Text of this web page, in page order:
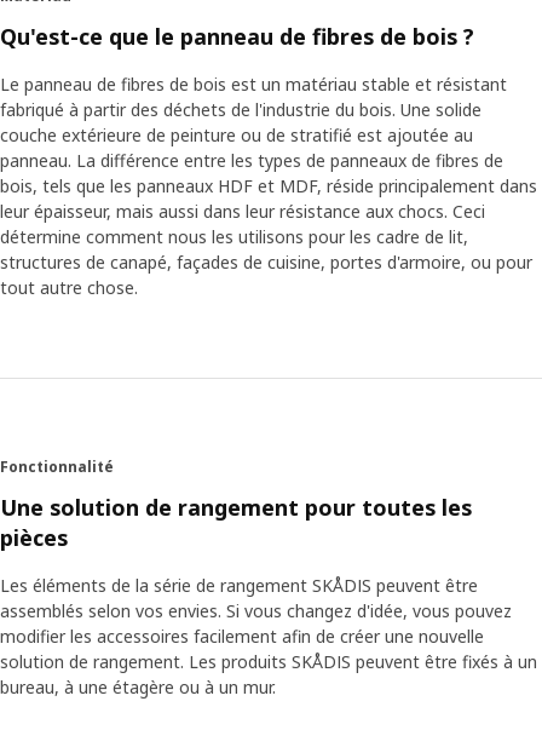
Qu'est-ce que le panneau de fibres de bois ?
Le panneau de fibres de bois est un matériau stable et résistant
fabriqué à partir des déchets de l'industrie du bois. Une solide
couche extérieure de peinture ou de stratifié est ajoutée au
panneau. La différence entre les types de panneaux de fibres de
bois, tels que les panneaux HDF et MDF, réside principalement dans
leur épaisseur, mais aussi dans leur résistance aux chocs. Ceci
détermine comment nous les utilisons pour les cadre de lit,
structures de canapé, façades de cuisine, portes d'armoire, ou pour
tout autre chose.
Fonctionnalité
Une solution de rangement pour toutes les
pièces
Les éléments de la série de rangement SKÅDIS peuvent être
assemblés selon vos envies. Si vous changez d'idée, vous pouvez
modifier les accessoires facilement afin de créer une nouvelle
solution de rangement. Les produits SKÅDIS peuvent être fixés à un
bureau, à une étagère ou à un mur.